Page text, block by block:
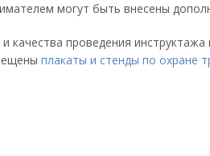
могут быть внесены
качества проведения
плакаты и стенды по охране